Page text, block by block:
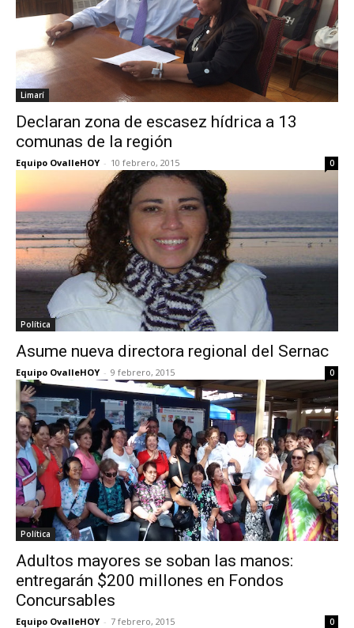
Limarí
Declaran zona de escasez hídrica a 13
comunas de la región
Equipo OvalleHOY - 10 febrero, 2015 0
Política
Asume nueva directora regional del Sernac
Equipo OvalleHOY - 9 febrero, 2015 0
Política
Adultos mayores se soban las manos:
entregarán $200 millones en Fondos
Concursables
Equipo OvalleHOY - 7 febrero, 2015 0